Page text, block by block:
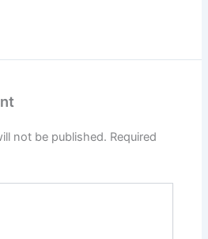
not be published. Required